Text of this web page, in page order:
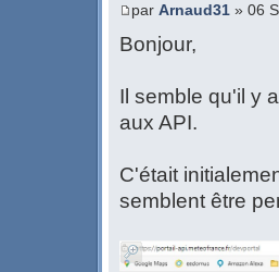
par Arnaud31 » 06
Bonjour,
Il semble qu'il y
aux API.
C'était
semblent être